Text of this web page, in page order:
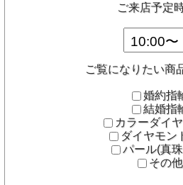
ご来店予定
ご覧になりたい商
婚約指
結婚指
カラーダイ
ダイヤモン
パール(真
その他